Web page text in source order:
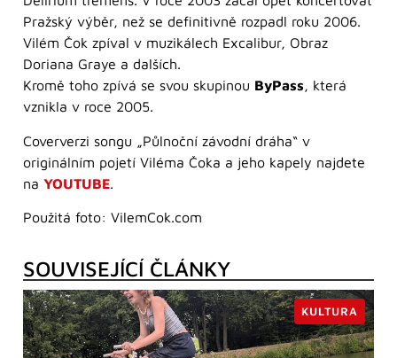
Pražský výběr, než se definitivně rozpadl roku 2006.
Vilém Čok zpíval v muzikálech Excalibur, Obraz
Doriana Graye a dalších.
Kromě toho zpívá se svou skupinou ByPass, která
vznikla v roce 2005.
Coververzi songu „Půlnoční závodní dráha“ v
originálním pojetí Viléma Čoka a jeho kapely najdete
na YOUTUBE
Použitá foto: VilemCok.com
SOUVISEJÍCÍ ČLÁNKY
KULTURA